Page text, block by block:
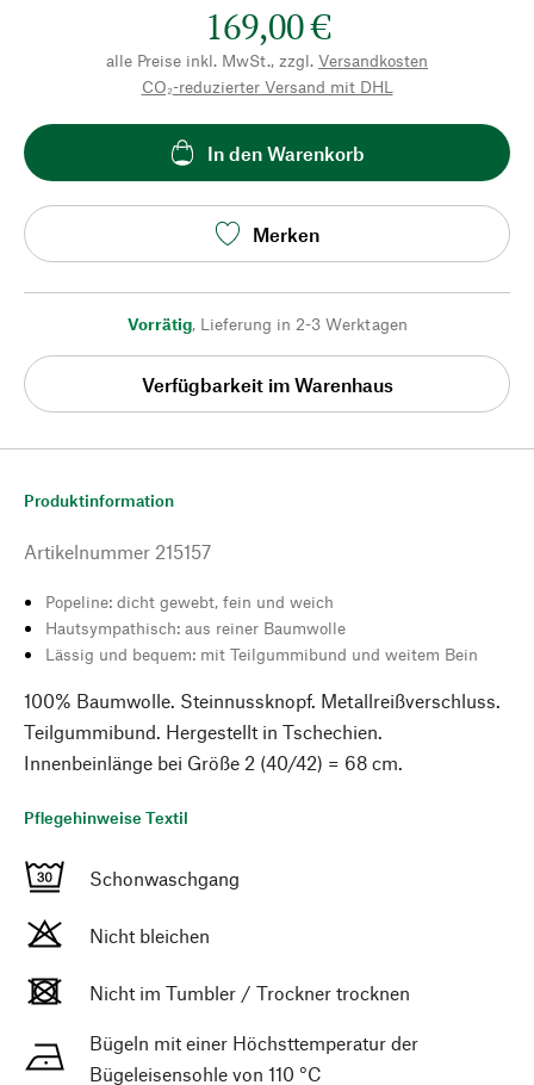
169,00 €
alle Preise inkl. MwSt., zzgl. Versandkosten
CO₂-reduzierter Versand mit DHL
In den Warenkorb
Merken
Vorrätig, Lieferung in 2-3 Werktagen
Verfügbarkeit im Warenhaus
Produktinformation
Artikelnummer 215157
Popeline: dicht gewebt, fein und weich
Hautsympathisch: aus reiner Baumwolle
Lässig und bequem: mit Teilgummibund und weitem Bein
100% Baumwolle. Steinnussknopf. Metallreißverschluss.
Teilgummibund. Hergestellt in Tschechien.
Innenbeinlänge bei Größe 2 (40/42) = 68 cm.
Pflegehinweise Textil
Schonwaschgang
Nicht bleichen
Nicht im Tumbler / Trockner trocknen
Bügeln mit einer Höchsttemperatur der
Bügeleisensohle von 110 °C